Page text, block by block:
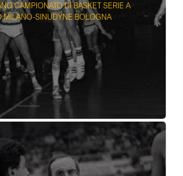
CAMPIONATO DI BASKET SERIE A
MILANO-SINUDYNE BOLOGNA